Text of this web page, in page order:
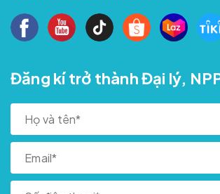
Đăng kí trở thành Đại lý,